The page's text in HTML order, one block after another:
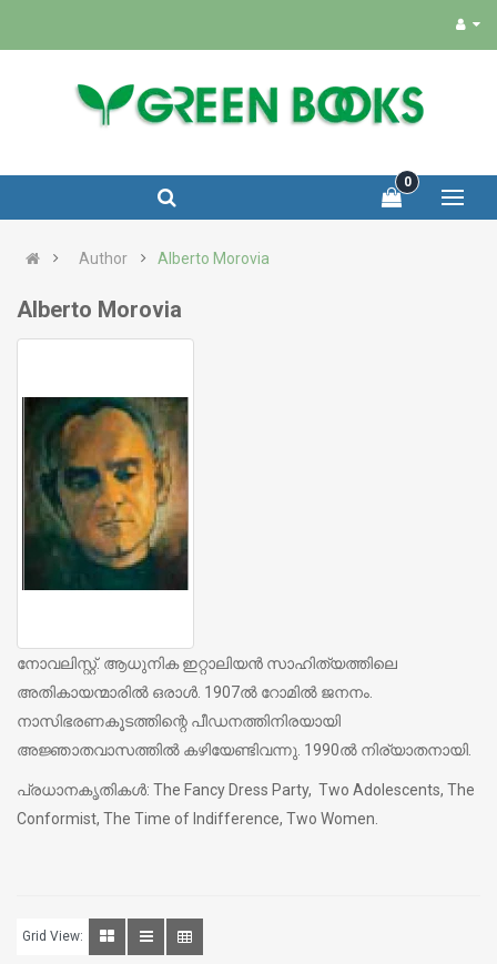
0
Author Alberto Morovia
Alberto Morovia
നോവലിസ്റ്റ്. ആധുനിക ഇറ്റാലിയന്‍ സാഹിത്യത്തിലെ
അതികായന്മാരില്‍ ഒരാള്‍. 1907ല്‍ റോമില്‍ ജനനം.
നാസിഭരണകൂടത്തിന്റെ പീഡനത്തിനിരയായി
അജ്ഞാതവാസത്തില്‍ കഴിയേണ്ടിവന്നു. 1990ല്‍ നിര്യാതനായി.
പ്രധാനകൃതികള്‍: The Fancy Dress Party, Two Adolescents, The
Conformist, The Time of Indifference, Two Women.
Grid View: